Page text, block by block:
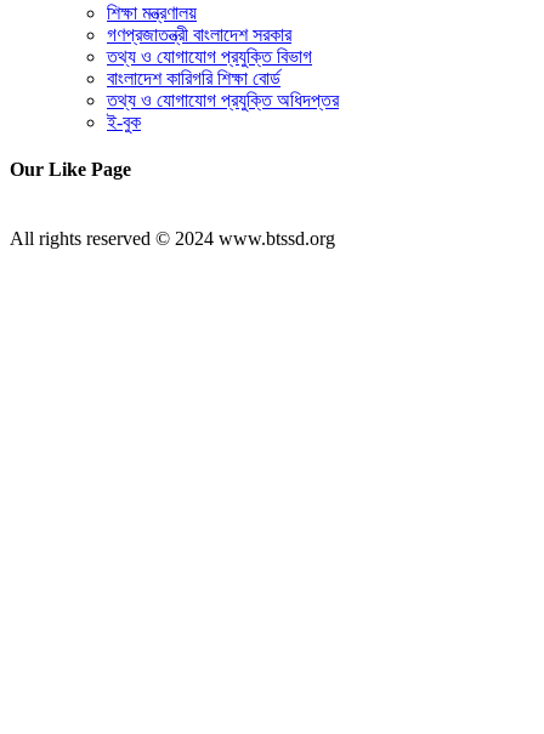
শিক্ষা মন্ত্রণালয়
গণপ্রজাতন্ত্রী বাংলাদেশ সরকার
তথ্য ও যোগাযোগ প্রযুক্তি বিভাগ
বাংলাদেশ কারিগরি শিক্ষা বোর্ড
তথ্য ও যোগাযোগ প্রযুক্তি অধিদপ্তর
ই-বুক
Our Like Page
All rights reserved © 2024 www.btssd.org